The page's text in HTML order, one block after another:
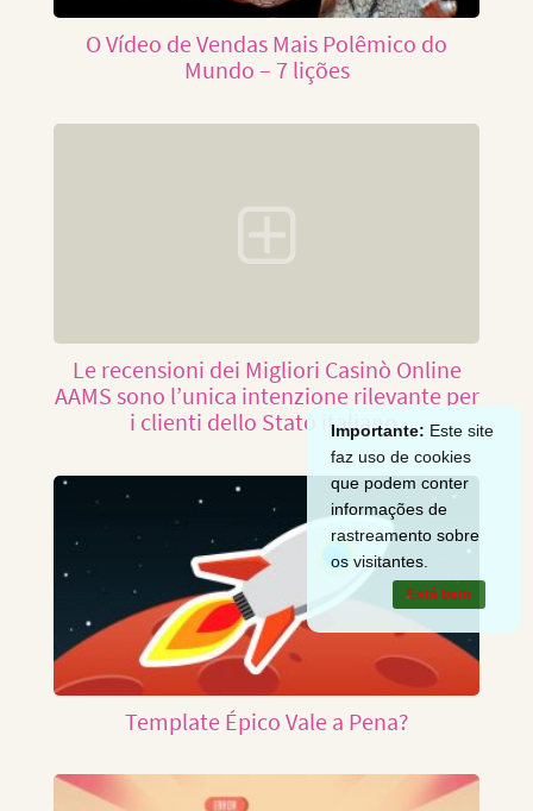
O Vídeo de Vendas Mais Polêmico do
Mundo – 7 lições
Le recensioni dei Migliori Casinò Online
AAMS sono l’unica intenzione rilevante per
i clienti dello Stato italiano.
Template Épico Vale a Pena?
Importante: Este site
faz uso de cookies
que podem conter
informações de
rastreamento sobre
os visitantes.
Está bem